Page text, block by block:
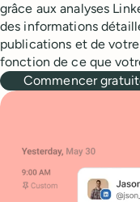
grâce aux analyses
des informations
publications et de
fonction de ce que
Commencer